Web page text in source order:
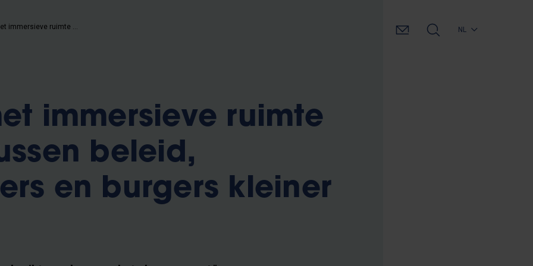
NL
immersieve ruimte
beleid,
en burgers kleiner